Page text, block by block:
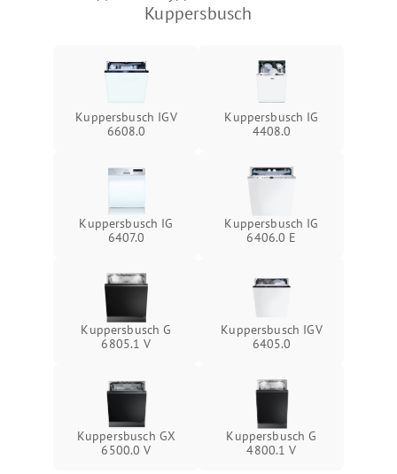
Kuppersbusch
Kuppersbusch IGV
6608.0
Kuppersbusch IG
4408.0
Kuppersbusch IG
6407.0
Kuppersbusch IG
6406.0 E
Kuppersbusch G
6805.1 V
Kuppersbusch IGV
6405.0
Kuppersbusch GX
6500.0 V
Kuppersbusch G
4800.1 V